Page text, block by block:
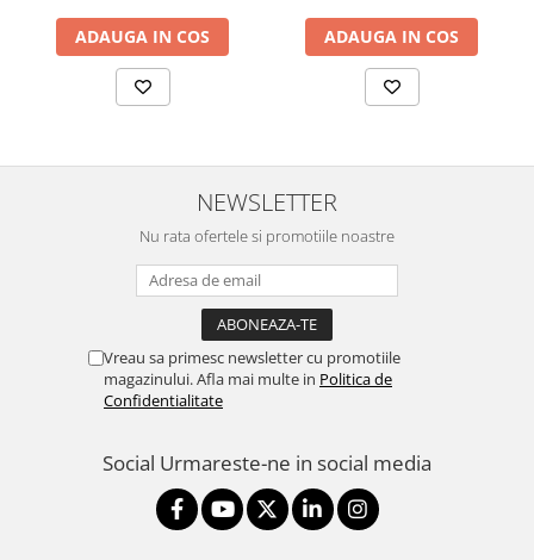
ADAUGA IN COS ADAUGA IN COS
NEWSLETTER
Nu rata ofertele si promotiile noastre
Vreau sa primesc newsletter cu promotiile
magazinului. Afla mai multe in Politica de
Confidentialitate
Social Urmareste-ne in social media